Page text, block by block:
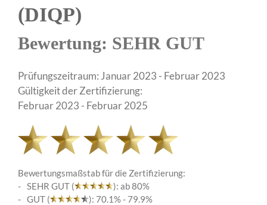
(DIQP)
Bewertung: SEHR GUT
Prüfungszeitraum: Januar 2023 - Februar 2023
Gültigkeit der Zertifizierung:
Februar 2023 - Februar 2025
Bewertungsmaßstab für die Zertifizierung:
SEHR GUT (
): ab 80%
GUT (
): 70.1% - 79.9%